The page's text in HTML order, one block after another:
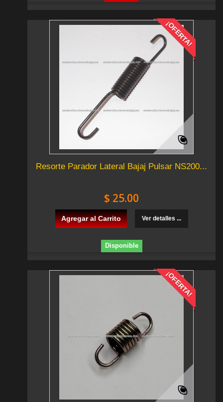
¡OFERTA!
Resorte Parador Lateral Bajaj Pulsar NS200...
$ 25.00
Agregar al Carrito Ver detalles ...
Disponible
¡OFERTA!